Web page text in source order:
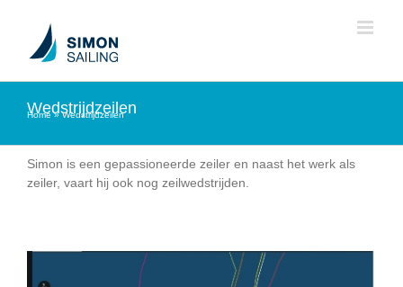
Wedstrijdzeilen
Home»Wedstrijdzeilen
Simon is een gepassioneerde zeiler en naast het werk als
zeiler, vaart hij ook nog zeilwedstrijden.